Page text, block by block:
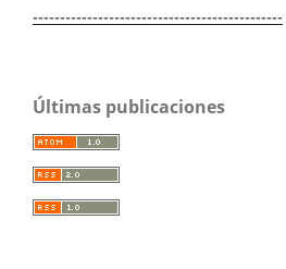
----------------------------------------------
Últimas publicaciones